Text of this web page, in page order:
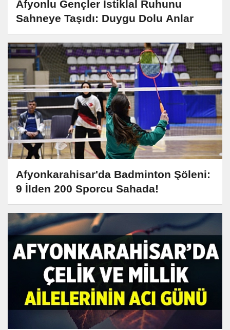
Afyonlu Gençler İstiklal Ruhunu
Sahneye Taşıdı: Duygu Dolu Anlar
Afyonkarahisar'da Badminton Şöleni:
9 İlden 200 Sporcu Sahada!